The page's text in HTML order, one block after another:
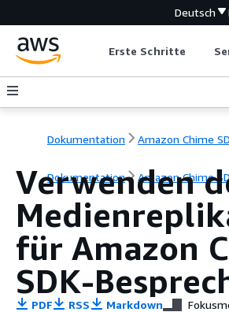
Deutsch
Erste Schritte
Dokumentation Amazon Chime
Dokumentation Amazon Chime
Verwenden
für Amazon
SDK-
PDF RSS Markdown